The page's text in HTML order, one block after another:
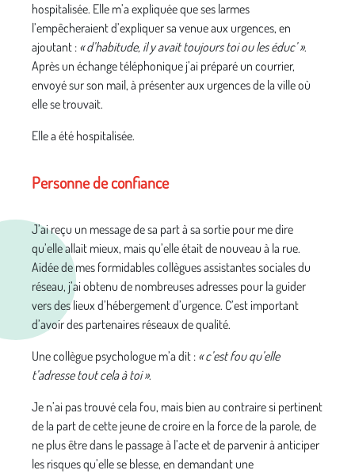
hospitalisée. Elle m’a expliquée que ses larmes
l’empêcheraient d’expliquer sa venue aux urgences, en
ajoutant : « d’habitude, il y avait toujours toi ou les éduc’ ».
Après un échange téléphonique j’ai préparé un courrier,
envoyé sur son mail, à présenter aux urgences de la ville où
elle se trouvait.
Elle a été hospitalisée.
Personne de confiance
J’ai reçu un message de sa part à sa sortie pour me dire
qu’elle allait mieux, mais qu’elle était de nouveau à la rue.
Aidée de mes formidables collègues assistantes sociales du
réseau, j’ai obtenu de nombreuses adresses pour la guider
vers des lieux d’hébergement d’urgence. C’est important
d’avoir des partenaires réseaux de qualité.
Une collègue psychologue m’a dit : « c’est fou qu’elle
t’adresse tout cela à toi ».
Je n’ai pas trouvé cela fou, mais bien au contraire si pertinent
de la part de cette jeune de croire en la force de la parole, de
ne plus être dans le passage à l’acte et de parvenir à anticiper
les risques qu’elle se blesse, en demandant une